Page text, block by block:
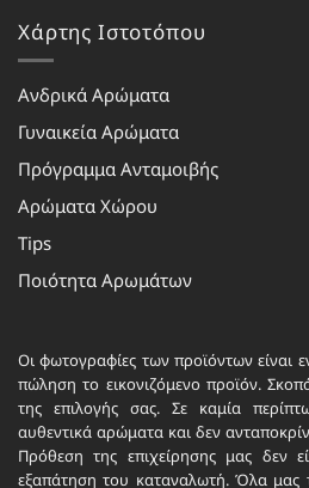
Χάρτης Ιστοτόπου
Ανδρικά Αρώματα
Γυναικεία Αρώματα
Πρόγραμμα Ανταμοιβής
Αρώματα Χώρου
Tips
Ποιότητα Αρωμάτων
Οι φωτογραφίες των προϊόντων είναι
πώληση το εικονιζόμενο προϊόν.
της επιλογής σας. Σε καμία
αυθεντικά αρώματα και δεν
Πρόθεση της επιχείρησης μας δεν
εξαπάτηση του καταναλωτή. Όλα μας